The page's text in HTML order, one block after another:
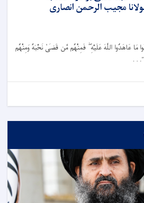
مجیب الرحمن انصاری
عَاهَدُوا اللَّهَ عَلَيْهِ فَمِنْهُم مَّن قَضَى نَحْبَهُ وَمِنْهُم
. .